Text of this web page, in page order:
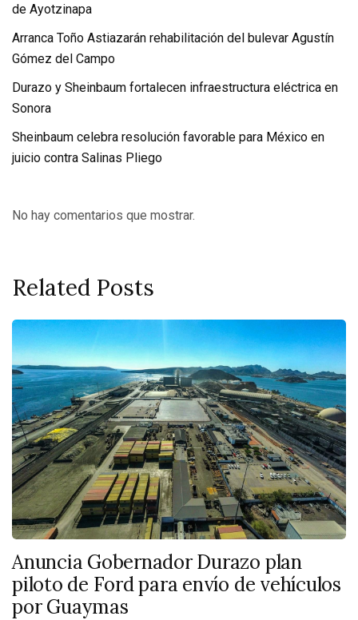
de Ayotzinapa
Arranca Toño Astiazarán rehabilitación del bulevar Agustín
Gómez del Campo
Durazo y Sheinbaum fortalecen infraestructura eléctrica en
Sonora
Sheinbaum celebra resolución favorable para México en
juicio contra Salinas Pliego
No hay comentarios que mostrar.
Related Posts
Anuncia Gobernador Durazo plan
piloto de Ford para envío de vehículos
por Guaymas